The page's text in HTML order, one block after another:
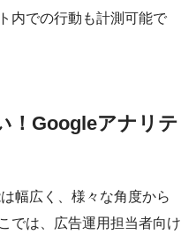
内での行動も計測可能で
！Googleアナリテ
幅広く、様々な角度から
では、広告運用担当者向け